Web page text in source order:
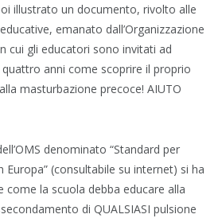
illustrato un documento, rivolto alle
emanato dall’Organizzazione
cui gli educatori sono invitati ad
anni come scoprire il proprio
masturbazione precoce! AIUTO
denominato “Standard per
Europa” (consultabile su internet) si ha
come la scuola debba educare alla
di QUALSIASI pulsione